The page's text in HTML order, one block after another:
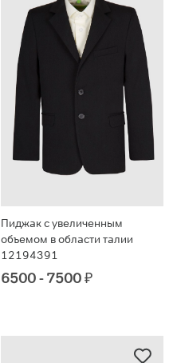
Пиджак с увеличенным
объемом в области талии
12194391
6500 - 7500₽